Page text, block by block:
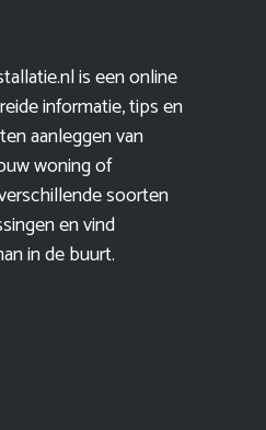
is een online
informatie, tips en
aanleggen van
woning of
soorten
en vind
in de buurt.